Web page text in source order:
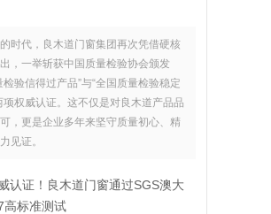
时代，良木道门窗集团再次凭借硬核
，一举斩获中国质量检验协会颁发
检验信得过产品”与“全国质量检验稳定
项权威认证。这不仅是对良木道产品品
，更是企业多年来坚守质量初心、精
见证。
认证！良木道门窗通过SGS澳大
高标准测试